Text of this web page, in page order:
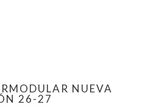
NUEVA
26-27